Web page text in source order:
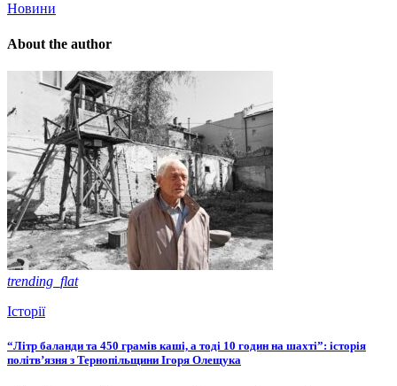
Новини
About the author
trending_flat
Історії
“Літр баланди та 450 грамів каші, а тоді 10 годин на шахті”: історія
політв’язня з Тернопільщини Ігоря Олещука